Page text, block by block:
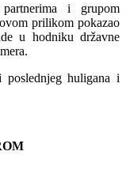
i grupom
prilikom pokazao
u hodniku državne
huligana i